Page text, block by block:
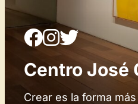
Centro José
Crear es la forma